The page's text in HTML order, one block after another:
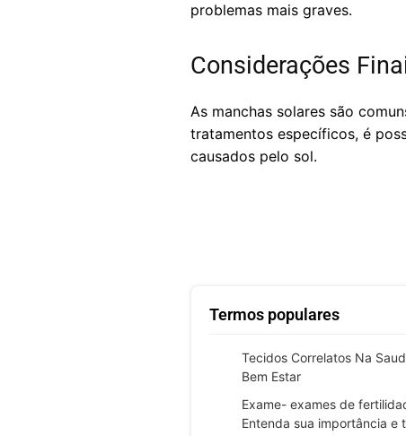
problemas mais graves.
Considerações
As manchas solares são
tratamentos específicos, é
causados pelo sol.
Termos populares
Tecidos Correlatos Na
Bem Estar
Exame- exames de
Entenda sua importância e